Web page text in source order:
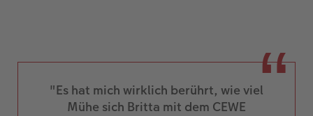
"Es hat mich wirklich berührt, wie viel
Mühe sich Britta mit dem CEWE